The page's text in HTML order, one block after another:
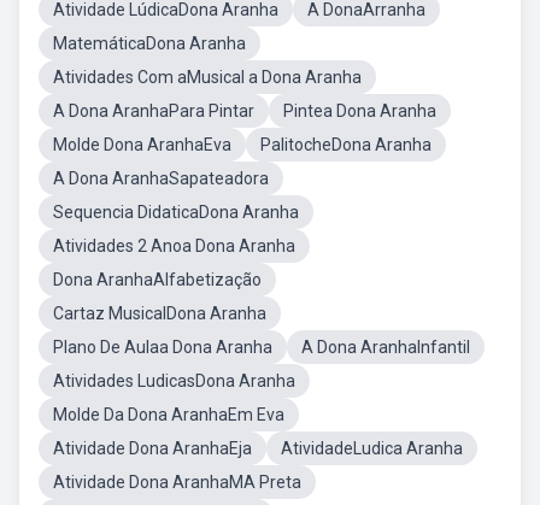
Atividade LúdicaDona Aranha
A DonaArranha
MatemáticaDona Aranha
Atividades Com aMusical a Dona Aranha
A Dona AranhaPara Pintar
Pintea Dona Aranha
Molde Dona AranhaEva
PalitocheDona Aranha
A Dona AranhaSapateadora
Sequencia DidaticaDona Aranha
Atividades 2 Anoa Dona Aranha
Dona AranhaAlfabetização
Cartaz MusicalDona Aranha
Plano De Aulaa Dona Aranha
A Dona AranhaInfantil
Atividades LudicasDona Aranha
Molde Da Dona AranhaEm Eva
Atividade Dona AranhaEja
AtividadeLudica Aranha
Atividade Dona AranhaMA Preta